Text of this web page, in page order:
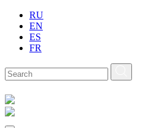
RU
EN
ES
FR